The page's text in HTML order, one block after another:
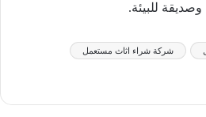
للبيئة.
شركة شراء اثاث مستعمل